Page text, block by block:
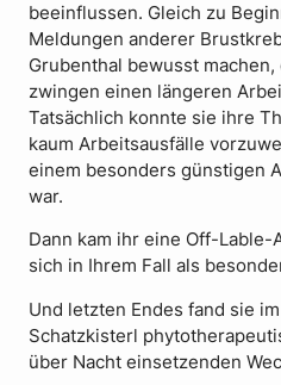
beeinflussen. Gleich zu
Meldungen anderer
Grubenthal bewusst
zwingen einen längeren
Tatsächlich konnte sie ihre
kaum Arbeitsausfälle
einem besonders günstigen
war.
Dann kam ihr eine Off-
sich in Ihrem Fall als
Und letzten Endes fand sie
Schatzkisterl
über Nacht einsetzenden